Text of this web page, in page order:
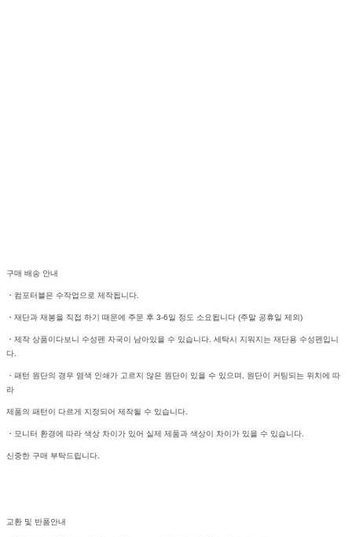
구매 배송 안내
・컴포터블은 수작업으로 제작됩니다.
・재단과 재봉을 직접 하기 때문에 주문 후 3-6일 정도 소요됩니다 (주말 공휴일 제외)
・제작 상품이다보니 수성펜 자국이 남아있을 수 있습니다. 세탁시 지워지는 재단용 수성펜입니
다.
・패턴 원단의 경우 염색 인쇄가 고르지 않은 원단이 있을 수 있으며, 원단이 커팅되는 위치에 따
라
제품의 패턴이 다르게 지정되어 제작될 수 있습니다.
・모니터 환경에 따라 색상 차이가 있어 실제 제품과 색상이 차이가 있을 수 있습니다.
신중한 구매 부탁드립니다.
교환 및 반품안내